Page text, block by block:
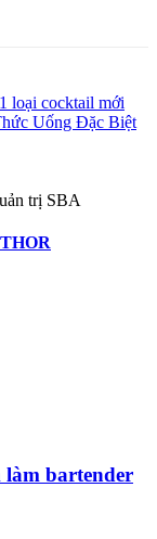
loại cocktail mới
Uống Đặc Biệt
trị SBA
làm bartender